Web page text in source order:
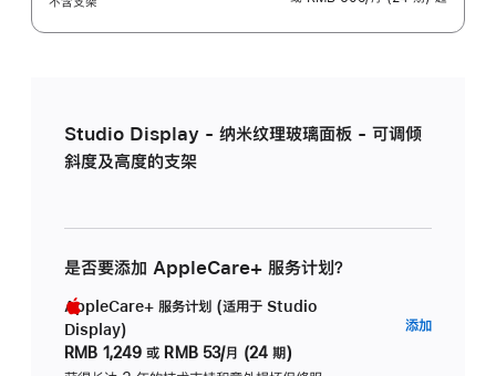
Studio Display - 纳米纹理玻璃面板 - 可调倾
斜度及高度的支架
是否要添加 AppleCare+ 服务计划？
AppleCare+ 服务计划 (适用于 Studio
Display)
RMB 1,249 或 RMB 53/月 (24 期)
添加